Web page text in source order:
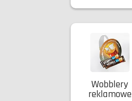
Wobblery
reklamowe